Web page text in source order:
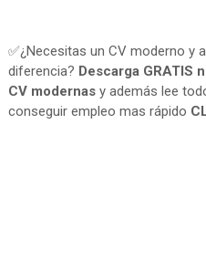
✅¿Necesitas un CV moderno y
diferencia? Descarga GRATIS
CV modernasy además lee
conseguir empleo mas rápido